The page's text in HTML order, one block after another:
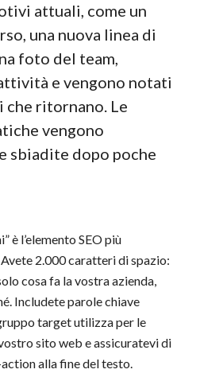
attuali, come un
una nuova linea di
foto del team,
e vengono notati
ritornano. Le
vengono
sbiadite dopo poche
è l’elemento SEO più
2.000 caratteri di spazio:
cosa fa la vostra azienda,
Includete parole chiave
target utilizza per le
sito web e assicuratevi di
alla fine del testo.